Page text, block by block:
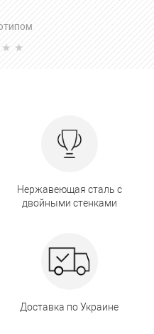
Нержавеющая сталь с
двойными стенками
Доставка по Украине